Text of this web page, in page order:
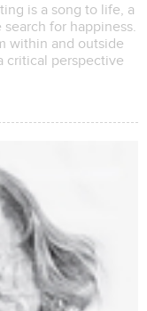
is a song to life, a
for happiness.
within and outside
critical perspective